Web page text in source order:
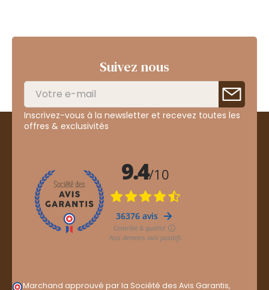
Suivez nous
Inscrivez-vous à la newsletter et recevez toutes les
offres & exclusivités
Marchand approuvé par la Société des Avis Garantis,